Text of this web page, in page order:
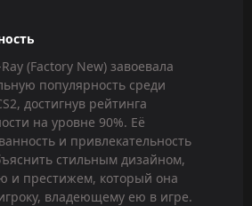
(Factory New) завоевала
популярность среди
достигнув рейтинга
на уровне 90%. Её
и привлекательность
стильным дизайном,
и престижем, который она
владеющему ею в игре.